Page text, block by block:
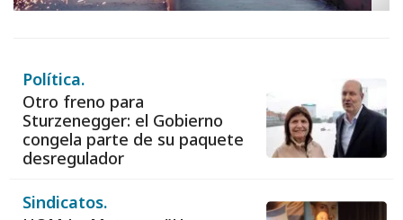
Política.
Otro freno para
Sturzenegger: el Gobierno
congela parte de su paquete
desregulador
Sindicatos.